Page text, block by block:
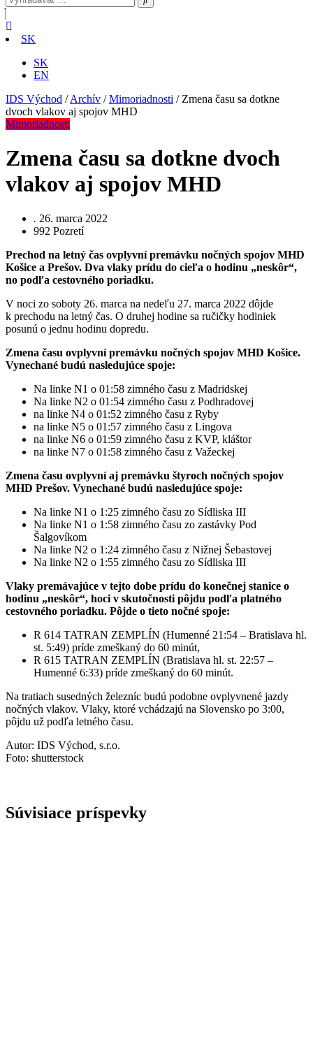
SK
SK
EN
IDS Východ /Archív /Mimoriadnosti / Zmena času sa dotkne
dvoch vlakov aj spojov MHD
Mimoriadnosti
Zmena času sa dotkne dvoch
vlakov aj spojov MHD
. 26. marca 2022
992 Pozretí
Prechod na letný čas ovplyvní premávku nočných spojov MHD
Košice a Prešov. Dva vlaky prídu do cieľa o hodinu „neskôr“,
no podľa cestovného poriadku.
V noci zo soboty 26. marca na nedeľu 27. marca 2022 dôjde
k prechodu na letný čas. O druhej hodine sa ručičky hodiniek
posunú o jednu hodinu dopredu.
Zmena času ovplyvní premávku nočných spojov MHD Košice.
Vynechané budú nasledujúce spoje:
Na linke N1 o 01:58 zimného času z Madridskej
Na linke N2 o 01:54 zimného času z Podhradovej
na linke N4 o 01:52 zimného času z Ryby
na linke N5 o 01:57 zimného času z Lingova
na linke N6 o 01:59 zimného času z KVP, kláštor
na linke N7 o 01:58 zimného času z Važeckej
Zmena času ovplyvní aj premávku štyroch nočných spojov
MHD Prešov. Vynechané budú nasledujúce spoje:
Na linke N1 o 1:25 zimného času zo Sídliska III
Na linke N1 o 1:58 zimného času zo zastávky Pod
Šalgovíkom
Na linke N2 o 1:24 zimného času z Nižnej Šebastovej
Na linke N2 o 1:55 zimného času zo Sídliska III
Vlaky premávajúce v tejto dobe prídu do konečnej stanice o
hodinu „neskôr“, hoci v skutočnosti pôjdu podľa platného
cestovného poriadku. Pôjde o tieto nočné spoje:
R 614 TATRAN ZEMPLÍN (Humenné 21:54 – Bratislava hl.
st. 5:49) príde zmeškaný do 60 minút,
R 615 TATRAN ZEMPLÍN (Bratislava hl. st. 22:57 –
Humenné 6:33) príde zmeškaný do 60 minút.
Na tratiach susedných železníc budú podobne ovplyvnené jazdy
nočných vlakov. Vlaky, ktoré vchádzajú na Slovensko po 3:00,
pôjdu už podľa letného času.
Autor: IDS Východ, s.r.o.
Foto: shutterstock
Súvisiace príspevky